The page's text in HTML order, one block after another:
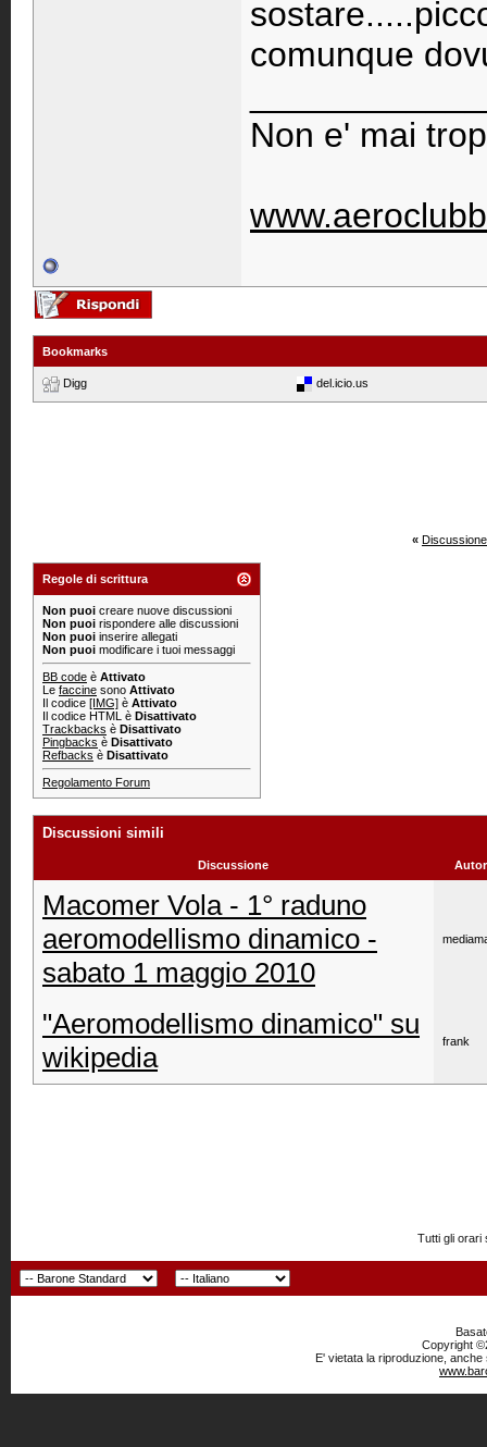
comunque
Non e' mai
Bookmarks
Digg del.icio.us
«
Regole di scrittura
Non puoi creare nuove discussioni
Non puoi rispondere alle discussioni
Non puoi inserire allegati
Non puoi modificare i tuoi messaggi
BB code è Attivato
Le faccine sono Attivato
Il codice [IMG] è Attivato
Il codice HTML è Disattivato
Trackbacks è Disattivato
Pingbacks è Disattivato
Refbacks è Disattivato
Regolamento Forum
Discussioni simili
Discussione
Macomer Vola - 1° raduno
aeromodellismo dinamico -
sabato 1 maggio 2010
"Aeromodellismo dinamico" su
wikipedia
frank
Tutti gli orari
Copyright
E' vietata la riproduzione,